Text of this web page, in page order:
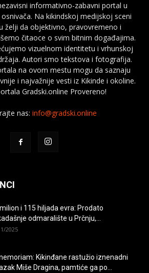
informativno-zabavni portal u
Na kikindskoj medijskoj sceni
želji da objektivno, pravovremeno i
čitaoce o svim bitnim događajima.
vizuelnom identitetu i vrhunskoj
Autori smo tekstova i fotografija.
na ovom mestu mogu da saznaju
i najvažnije vesti iz Kikinde i okoline.
Gradski.online Provereno!
nas: info@gradski.online
i 115 hiljada evra: Prodato
odmaralište u Prčnju,...
2025
Kikinđane rastužio iznenadni
Miše Dragina, pamtiće ga po...